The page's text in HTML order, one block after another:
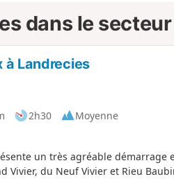
dans le secteur
à Landrecies
2h30
Moyenne
un très agréable démarrage
Vivier, du Neuf Vivier et Rieu